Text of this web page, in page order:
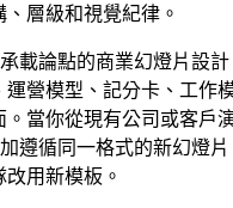
層級和視覺紀律。
載論點的商業幻燈片設
營模型、記分卡、工作
當你從現有公司或客戶
遵循同一格式的新幻燈
用新模板。